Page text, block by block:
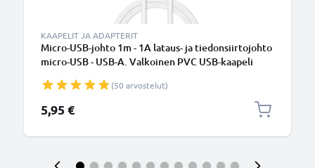
KAAPELIT JA ADAPTERIT
Micro-USB-johto 1m - 1A lataus- ja tiedonsiirtojohto
micro-USB - USB-A. Valkoinen PVC USB-kaapeli
(50 arvostelut)
5,95 €